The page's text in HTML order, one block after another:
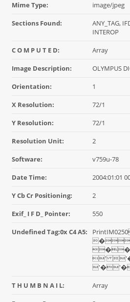
Mime Type: image/jpeg
Sections Found:
ANY_TAG,
INTEROP
C O M P U T E D: Array
Image Description: OLYMPUS
Orientation: 1
X Resolution: 72/1
Y Resolution: 72/1
Resolution Unit: 2
Software: v759u-78
Date Time: 2004:01:01
Y Cb Cr Positioning: 2
Exif_ I F D_ Pointer: 550
Undefined Tag:0x C4 A5:
'
T H U M B N A I L: Array